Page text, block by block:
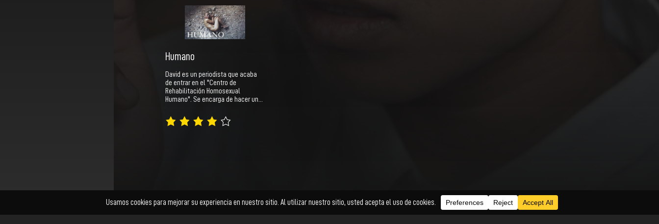
Humano
David es un periodista que acaba
de entrar en el "Centro de
Rehabilitación Homosexual
Humano". Se encarga de hacer un…
Ficción Documental Animación Cortometraje SeriesAcceder